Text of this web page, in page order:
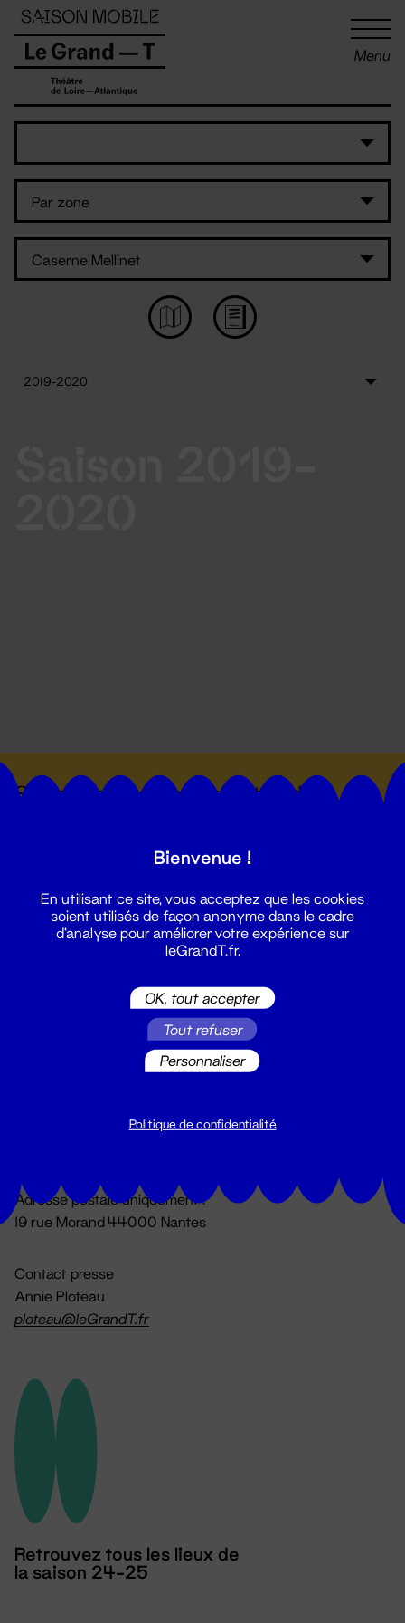
Menu
Suivez toutes les actualités du
Du lundi au vendredi 14h → 18h
Adresse postale uniquement :
19 rue Morand 44000 Nantes
Contact presse
Annie Ploteau
ploteau@leGrandT.fr
Retrouvez tous les lieux de
la saison 24-25
Panneau de gestion des cookies
Bienvenue !
En utilisant ce site, vous acceptez que les cookies
soient utilisés de façon anonyme dans le cadre
d'analyse pour améliorer votre expérience sur
leGrandT.fr.
OK, tout accepter
Tout refuser
Personnaliser
Politique de confidentialité